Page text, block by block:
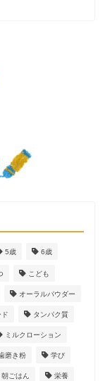
5歳 6歳
こども
オーラルパウダー
タンパク質
ミルクローション
磨き粉 学び
朝ごはん 栄養